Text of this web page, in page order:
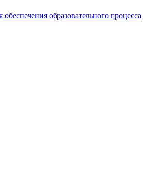
образовательного процесса